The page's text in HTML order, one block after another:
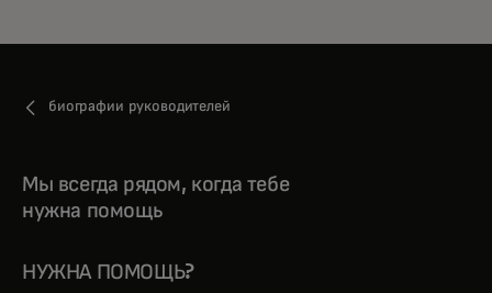
биографии руководителей
Мы всегда рядом, когда тебе
нужна помощь
НУЖНА ПОМОЩЬ?